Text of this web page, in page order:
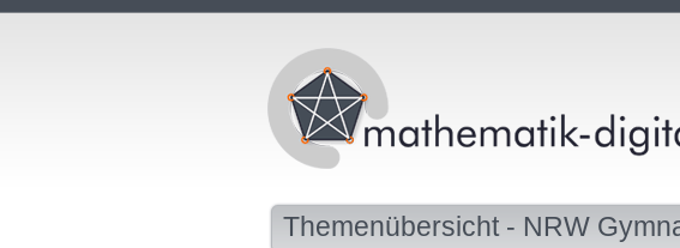
Themenübersicht - NRW